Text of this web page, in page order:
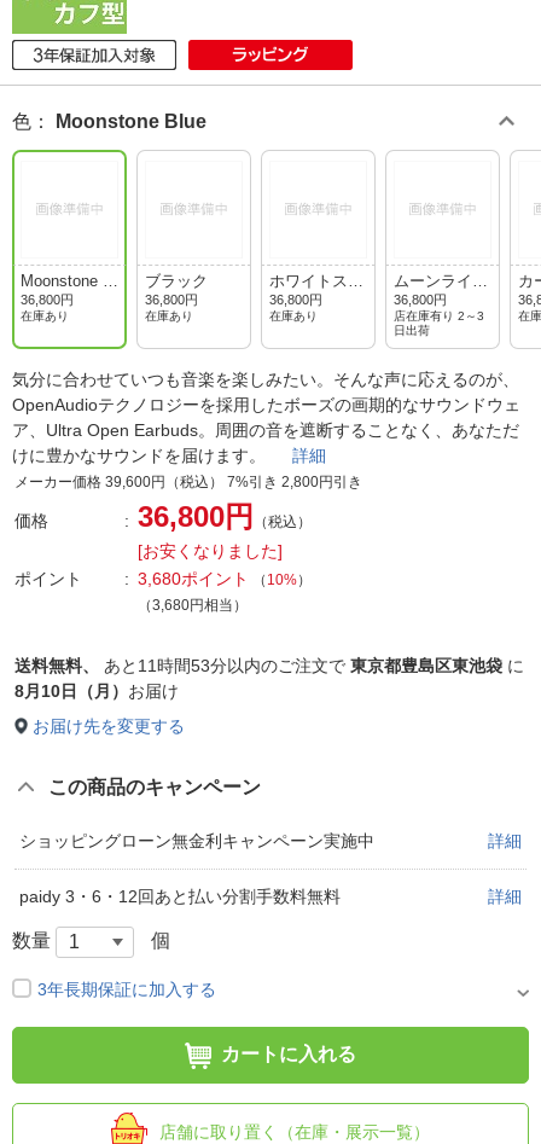
色 ： Moonstone Blue
Moonstone Bl
ue
36,800円
在庫あり
ブラック
36,800円
在庫あり
ホワイトスモ
ーク
36,800円
在庫あり
ムーンライト
グレイ
36,800円
店在庫有り 2～3
日出荷
カ
ー
在
気分に合わせていつも音楽を楽しみたい。そんな声に応えるのが、
OpenAudioテクノロジーを採用したボーズの画期的なサウンドウェ
ア、Ultra Open Earbuds。周囲の音を遮断することなく、あなただ
けに豊かなサウンドを届けます。 詳細
メーカー価格 39,600円（税込） 7%引き 2,800円引き
価格 36,800円 （税込）
[お安くなりました]
ポイント
3,680ポイント （ 10%）
（3,680円相当）
送料無料、 あと 11時間53分以内のご注文で 東京都豊島区東池袋 に
8月10日（月） お届け
お届け先を変更する
この商品のキャンペーン
ショッピングローン無金利キャンペーン実施中 詳細
paidy 3・6・12回あと払い分割手数料無料 詳細
数量 個
3年長期保証に加入する
カートに入れる
店舗に取り置く（在庫・展示一覧）